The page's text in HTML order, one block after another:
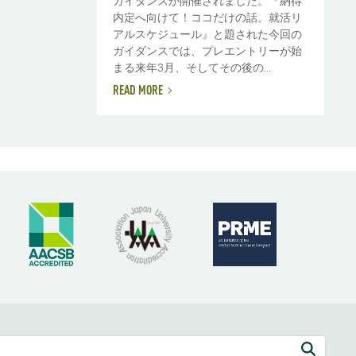
内定へ向けて！ココだけの話。就活リ
アルスケジュール』と題された今回の
ガイダンスでは、プレエントリーが始
まる来年3月、そしてその後の...
READ MORE